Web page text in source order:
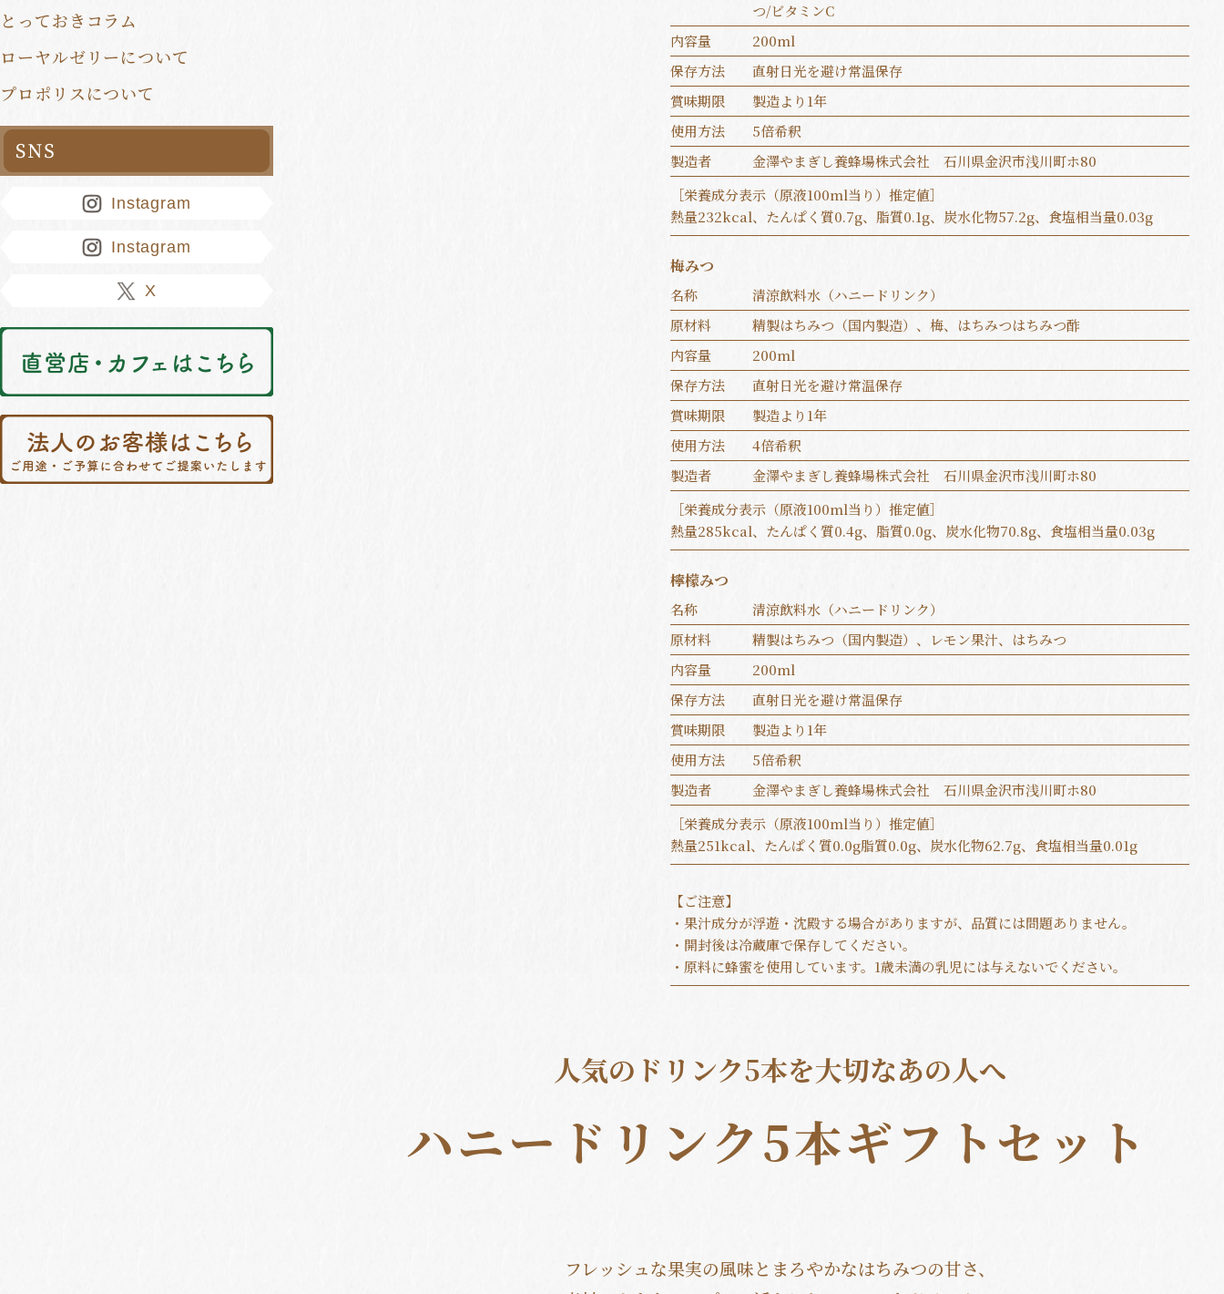
とっておきコラム
ローヤルゼリーについて
プロポリスについて
Instagram
Instagram
X
つ/ビタミンC
内容量
200ml
保存方法
直射日光を避け常温保存
賞味期限
製造より1年
使用方法
5倍希釈
製造者
金澤やまぎし養蜂場株式会社 石川県金沢市浅川町ホ80
［栄養成分表示（原液100ml当り）推定値］
熱量232kcal、たんぱく質0.7g、脂質0.1g、炭水化物57.2g、食塩相当量0.03g
梅みつ
名称
清涼飲料水（ハニードリンク）
原材料
精製はちみつ（国内製造）、梅、はちみつはちみつ酢
内容量
200ml
保存方法
直射日光を避け常温保存
賞味期限
製造より1年
使用方法
4倍希釈
製造者
金澤やまぎし養蜂場株式会社 石川県金沢市浅川町ホ80
［栄養成分表示（原液100ml当り）推定値］
熱量285kcal、たんぱく質0.4g、脂質0.0g、炭水化物70.8g、食塩相当量0.03g
檸檬みつ
名称
清涼飲料水（ハニードリンク）
原材料
精製はちみつ（国内製造）、レモン果汁、はちみつ
内容量
200ml
保存方法
直射日光を避け常温保存
賞味期限
製造より1年
使用方法
5倍希釈
製造者
金澤やまぎし養蜂場株式会社 石川県金沢市浅川町ホ80
［栄養成分表示（原液100ml当り）推定値］
熱量251kcal、たんぱく質0.0g脂質0.0g、炭水化物62.7g、食塩相当量0.01g
【ご注意】
・果汁成分が浮遊・沈殿する場合がありますが、品質には問題ありません。
・開封後は冷蔵庫で保存してください。
・原料に蜂蜜を使用しています。1歳未満の乳児には与えないでください。
人気のドリンク5本を大切なあの人へ
ハニードリンク5本ギフトセット
フレッシュな果実の風味とまろやかなはちみつの甘さ、